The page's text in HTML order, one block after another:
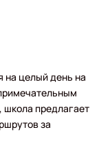
на целый день на
предлагает
за